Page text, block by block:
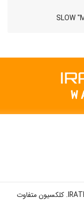
فروشگاه ساعت ایراتک © 2026 IRATECH WATCH. کلکسیون متفاوت